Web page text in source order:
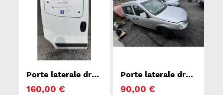
Porte laterale droit
160,00 €
Porte laterale droit
90,00 €